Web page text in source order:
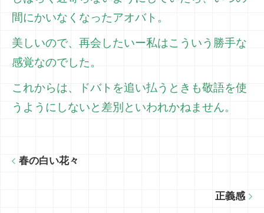
間にかいなくなったアオバト。
美しいので、再会したいー私はこういう勝手な
感覚なのでした。
これからは、ドバトを追い払うときも敬語を使
うようにしないと差別といわれかねません。
春の白い花々
正義感